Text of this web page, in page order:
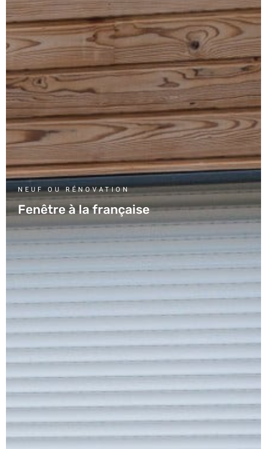
NEUF OU RÉNOVATION
Fenêtre à la française